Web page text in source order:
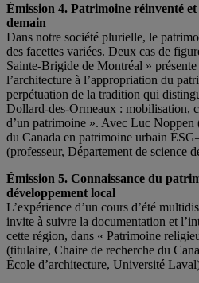
Émission 4. Patrimoine réinventé
demain
Dans notre société plurielle, le
des facettes variées. Deux cas de
Sainte-Brigide de Montréal »
l’architecture à l’appropriation du
perpétuation de la tradition qui
Dollard-des-Ormeaux : mobilisation,
d’un patrimoine ». Avec Luc Noppen
du Canada en patrimoine urbain
(professeur, Département de science
Émission 5. Connaissance du
développement local
L’expérience d’un cours d’été
invite à suivre la documentation et
cette région, dans « Patrimoine
(titulaire, Chaire de recherche du
École d’architecture, Université